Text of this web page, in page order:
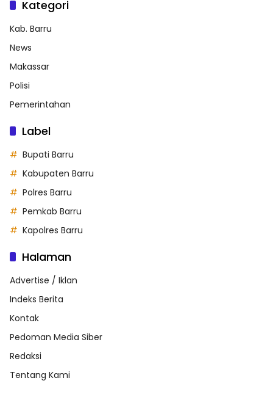
Kategori
Kab. Barru
News
Makassar
Polisi
Pemerintahan
Label
Bupati Barru
Kabupaten Barru
Polres Barru
Pemkab Barru
Kapolres Barru
Halaman
Advertise / Iklan
Indeks Berita
Kontak
Pedoman Media Siber
Redaksi
Tentang Kami